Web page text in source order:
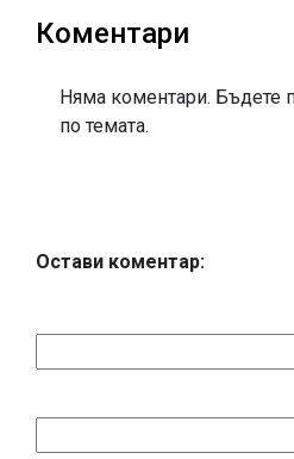
Коментари
Няма коментари. Бъдете
по темата.
Остави коментар: